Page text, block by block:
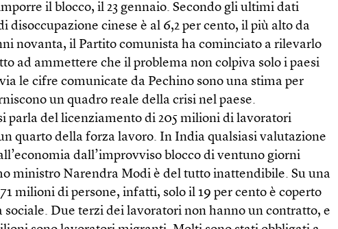
il blocco, il 23 gennaio. Secondo gli ultimi dati
disoccupazione cinese è al 6,2 per cento, il più alto da
novanta, il Partito comunista ha cominciato a rilevarlo
ad ammettere che il problema non colpiva solo i paesi
le cifre comunicate da Pechino sono una stima per
un quadro reale della crisi nel paese.
parla del licenziamento di 205 milioni di lavoratori
quarto della forza lavoro. In India qualsiasi valutazione
dall’improvviso blocco di ventuno giorni
ministro Narendra Modi è del tutto inattendibile. Su una
milioni di persone, infatti, solo il 19 per cento è coperto
sociale. Due terzi dei lavoratori non hanno un contratto, e